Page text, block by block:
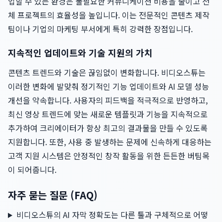
체 프로젝트의 효율성을 높입니다. 이는 전문적인 콘텐츠 제작
팀이나 기업의 마케팅 부서에게 특히 강력한 장점입니다.
지속적인 업데이트와 기술 지원의 가치
콘텐츠 트렌드와 기술은 끊임없이 변화합니다. 비디오스튜는
이러한 변화에 발맞춰 정기적인 기능 업데이트와 AI 모델 성능
개선을 약속합니다. 사용자의 피드백을 적극적으로 반영하고,
최신 영상 트렌드에 맞는 새로운 템플릿과 기능을 지속적으로
추가하여 크리에이터가 항상 최고의 결과물을 만들 수 있도록
지원합니다. 또한, 사용 중 발생하는 문제에 신속하게 대응하는
고객 지원 시스템은 안정적인 창작 활동을 위한 든든한 버팀목
이 되어줍니다.
자주 묻는 질문 (FAQ)
비디오스튜의 AI 자막 정확도는 다른 툴과 구체적으로 어떻